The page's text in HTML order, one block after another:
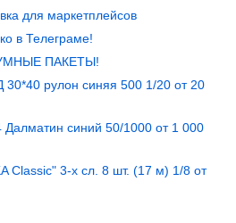
для маркетплейсов
в Телеграме!
ПАКЕТЫ!
рулон синяя 500 1/20 от 20
синий 50/1000 от 1 000
Classic" 3-х сл. 8 шт. (17 м) 1/8 от